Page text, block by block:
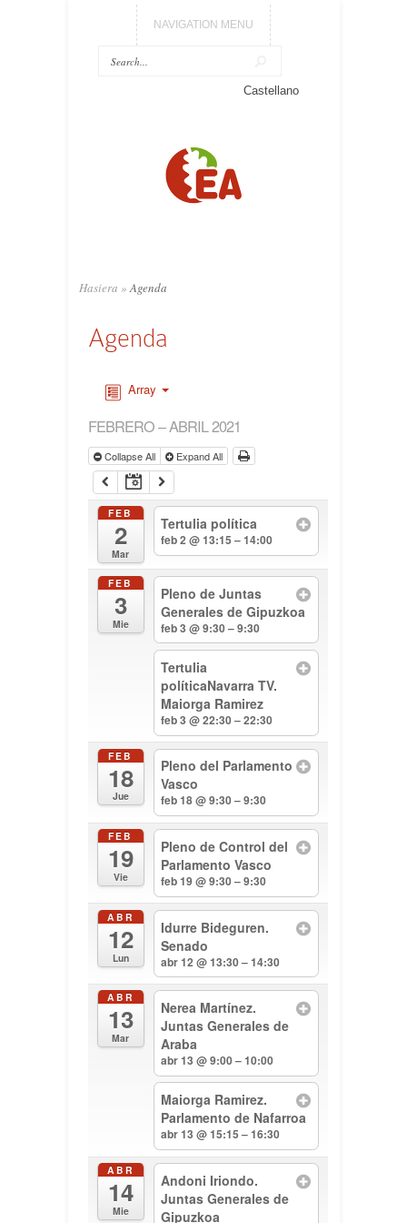
NAVIGATION MENU
Castellano
Hasiera » Agenda
Agenda
Array
FEBRERO – ABRIL 2021
Collapse All Expand All
FEB
2
Mar
Tertulia política
feb 2 @ 13:15 – 14:00
FEB
3
Mie
Pleno de Juntas
Generales de Gipuzkoa
feb 3 @ 9:30 – 9:30
Tertulia
políticaNavarra TV.
Maiorga Ramirez
feb 3 @ 22:30 – 22:30
FEB
18
Jue
Pleno del Parlamento
Vasco
feb 18 @ 9:30 – 9:30
FEB
19
Vie
Pleno de Control del
Parlamento Vasco
feb 19 @ 9:30 – 9:30
ABR
12
Lun
Idurre Bideguren.
Senado
abr 12 @ 13:30 – 14:30
ABR
13
Mar
Nerea Martínez.
Juntas Generales de
Araba
abr 13 @ 9:00 – 10:00
Maiorga Ramirez.
Parlamento de Nafarroa
abr 13 @ 15:15 – 16:30
ABR
14
Mie
Andoni Iriondo.
Juntas Generales de
Gipuzkoa